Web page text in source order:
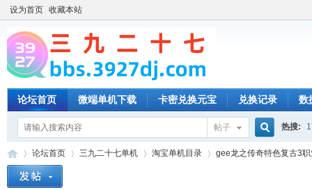
设为首页 收藏本站
论坛首页 微端单机下载 卡密兑换元宝 兑换记录 数
帖子
搜
热搜:
论坛首页 三九二十七单机 淘宝单机目录 gee龙之传奇特色复古3